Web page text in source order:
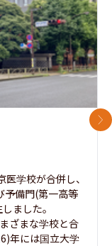
学校が合併し、
予備門(第一高等
ました。
ざまな学校と合
年には国立大学
次